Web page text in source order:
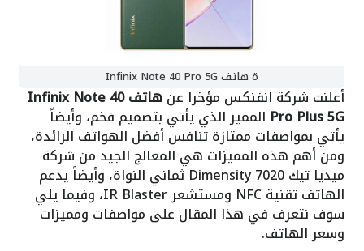
ة هاتف Infinix Note 40 Pro 5G
أعلنت شركة انفنكس مؤخرا عن هاتف Infinix Note 40
Pro Plus 5G المميز الذي يأتي بتصميم فخم، وأيضاً
يأتي بمواصفات ممتازة تنافس أفضل الهواتف الرائدة،
ومن أهم هذه المميزات هي المعالج الجيد من شركة
ميديا تيك Dimensity 7020 ثماني النواة، وأيضاً يدعم
الهاتف تقنية NFC ومستشعر IR Blaster، وفيما يلي
سوف نتعرف في هذا المقال على مواصفات ومميزات
وسعر الهاتف.